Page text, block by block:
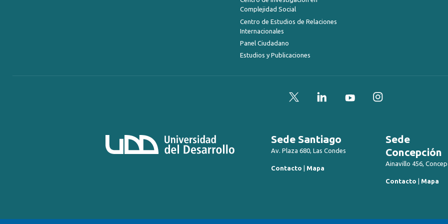
Complejidad Social
Centro de Estudios de Relaciones
Internacionales
Panel Ciudadano
Estudios y Publicaciones
Twitter LinkedInYouTubeInstagram
Sede Santiago
Av. Plaza 680, Las Condes
Contacto | Mapa
Sede
Concepción
Ainavillo 456,
Contacto | Mapa